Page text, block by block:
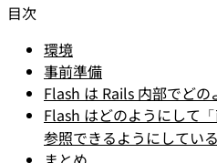
目次
環境
事前準備
Flash は Rails 内部でど
Flash はどのようにして
参照できるようにしてい